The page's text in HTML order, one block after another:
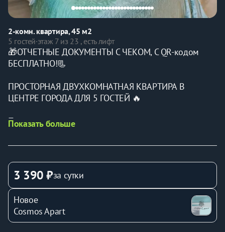
2-комн. квартира, 45 м2
5 гостей·этаж 7 из 23 , есть лифт
🎁ОТЧЕТНЫЕ ДОКУМЕНТЫ С ЧЕКОМ, С QR-кодом
БЕСПЛАТНО!📃
ПРОСТОРНАЯ ДВУХКОМНАТНАЯ КВАРТИРА В
ЦЕНТРЕ ГОРОДА ДЛЯ 5 ГОСТЕЙ 🔥
Просторная двухкомнатная квартира в самом центре
туристов, путешественников, семей с детьми,
📍 РЯДОМ РАСПОЛАГАЕТСЯ:
· ТРК "Семья"
· Центральный парк развлечений им. М. Горького.
· Ротонда
Показать больше
3 390 ₽за сутки
Новое
Cosmos Apart